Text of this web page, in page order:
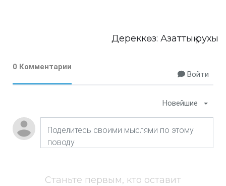
Дереккөз: Азаттық рухы
0 Комментарии
Войти
Новейшие
Станьте первым, кто оставит